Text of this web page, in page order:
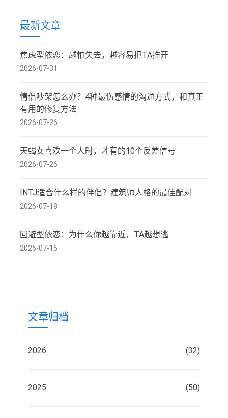
最新文章
焦虑型依恋：越怕失去，越容易把TA推开
2026-07-31
情侣吵架怎么办？4种最伤感情的沟通方式，和真正
有用的修复方法
2026-07-26
天蝎女喜欢一个人时，才有的10个反差信号
2026-07-26
INTJ适合什么样的伴侣？建筑师人格的最佳配对
2026-07-18
回避型依恋：为什么你越靠近，TA越想逃
2026-07-15
文章归档
2026 (32)
2025 (50)